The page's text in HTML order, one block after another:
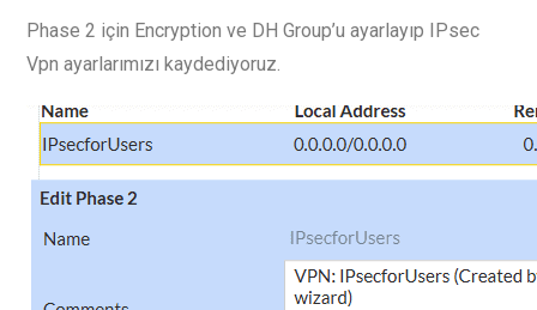
Phase 2 için Encryption ve DH Group’u ayarlayıp IPsec
Vpn ayarlarımızı kaydediyoruz.